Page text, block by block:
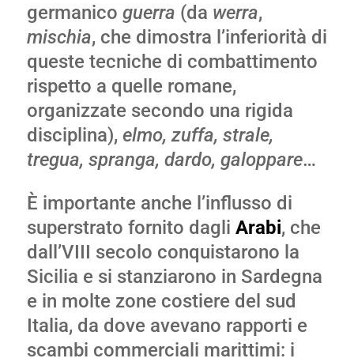
germanico guerra (da werra,
mischia, che dimostra l’inferiorità di
queste tecniche di combattimento
rispetto a quelle romane,
organizzate secondo una rigida
disciplina), elmo, zuffa, strale,
tregua, spranga, dardo, galoppare…
È importante anche l’influsso di
superstrato fornito dagli Arabi, che
dall’VIII secolo conquistarono la
Sicilia e si stanziarono in Sardegna
e in molte zone costiere del sud
Italia, da dove avevano rapporti e
scambi commerciali marittimi: i